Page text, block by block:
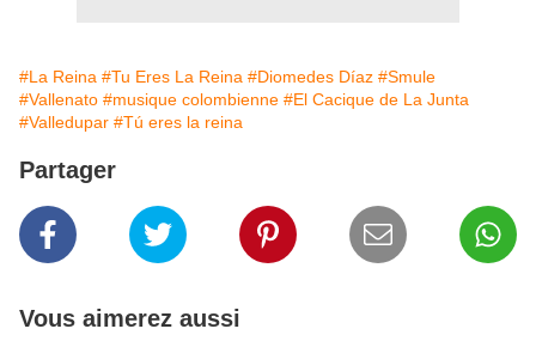
#La Reina #Tu Eres La Reina #Diomedes Díaz #Smule
#Vallenato #musique colombienne #El Cacique de La Junta
#Valledupar #Tú eres la reina
Partager
Vous aimerez aussi